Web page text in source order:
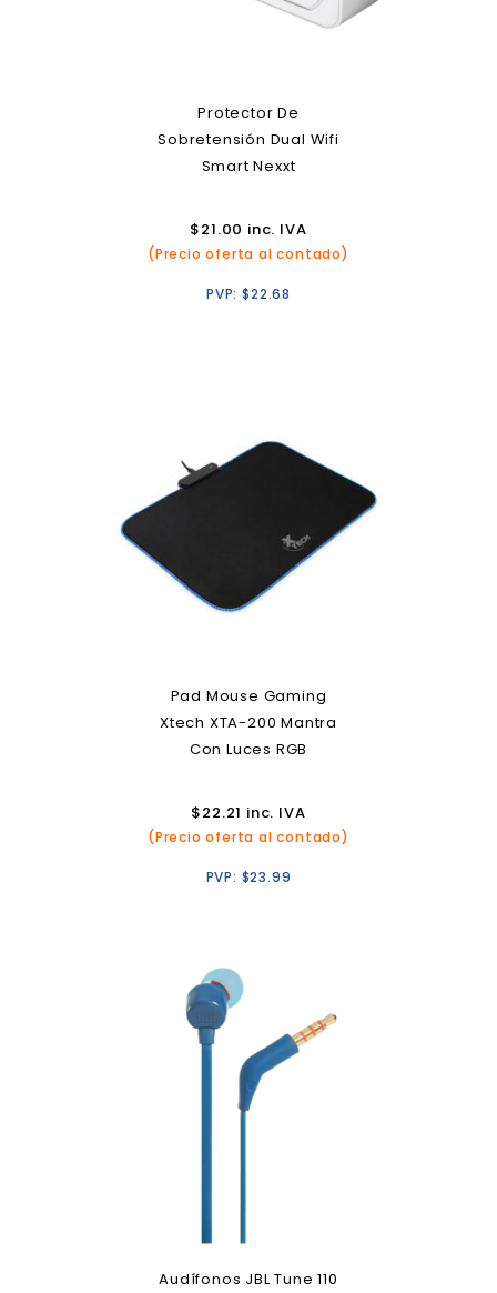
Protector De
Sobretensión Dual Wifi
Smart Nexxt
$21.00 inc. IVA
(Precio oferta al contado)
PVP:$22.68
Pad Mouse Gaming
Xtech XTA-200 Mantra
Con Luces RGB
$22.21 inc. IVA
(Precio oferta al contado)
PVP: $23.99
Audífonos JBL Tune 110